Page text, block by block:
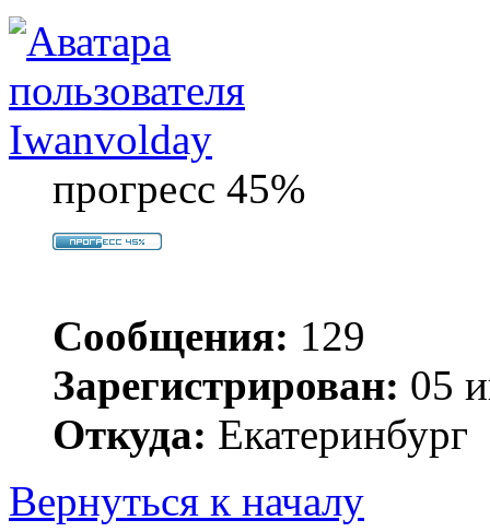
Iwanvolday
прогресс 45%
Сообщения: 129
Зарегистрирован: 05
Откуда: Екатеринбург
Вернуться к началу